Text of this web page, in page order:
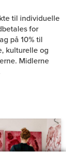
til individuelle
for
på 10% til
kulturelle og
Midlerne